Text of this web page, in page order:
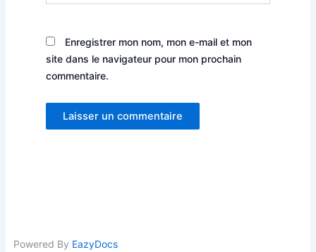
Enregistrer mon nom, mon e-mail et mon
site dans le navigateur pour mon prochain
commentaire.
Powered By EazyDocs